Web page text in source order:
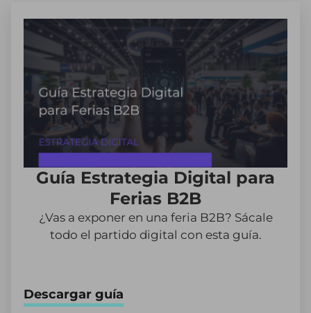
Guía Estrategia Digital para
Ferias B2B
¿Vas a exponer en una feria B2B? Sácale
todo el partido digital con esta guía.
Descargar guía